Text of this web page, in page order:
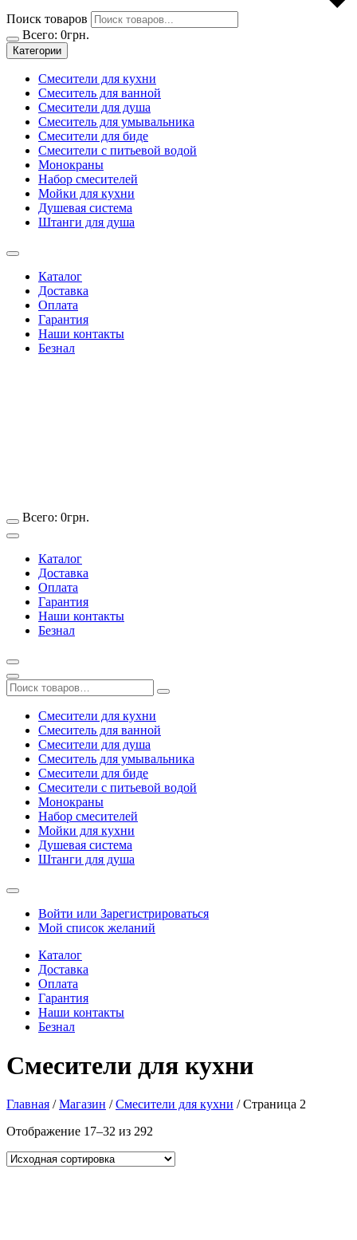
Поиск товаров
Всего: 0грн.
Категории
Смесители для кухни
Смеситель для ванной
Смесители для душа
Смеситель для умывальника
Смесители для биде
Смесители с питьевой водой
Монокраны
Набор смесителей
Мойки для кухни
Душевая система
Штанги для душа
Каталог
Доставка
Оплата
Гарантия
Наши контакты
Безнал
Всего: 0грн.
Каталог
Доставка
Оплата
Гарантия
Наши контакты
Безнал
Смесители для кухни
Смеситель для ванной
Смесители для душа
Смеситель для умывальника
Смесители для биде
Смесители с питьевой водой
Монокраны
Набор смесителей
Мойки для кухни
Душевая система
Штанги для душа
Войти или Зарегистрироваться
Мой список желаний
Каталог
Доставка
Оплата
Гарантия
Наши контакты
Безнал
Смесители для кухни
Главная /Магазин /Смесители для кухни / Страница 2
Отображение 17–32 из 292